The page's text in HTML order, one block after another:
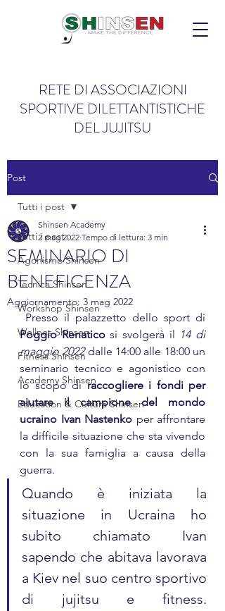
RETE DI ASSOCIAZIONI
SPORTIVE DILETTANTISTICHE
DEL JUJITSU
Post
Tutti i post
Agonismo Shinsen
Tecnica Shinsen
Workshop Shinsen
Wellnes Shinsen
Fitness Shinsen
Academy Shinsen
Education & Cultura Shinsen
Tutti i post
SEMINARIO DI
BENEFICENZA
Shinsen Academy
2 mag 2022 Tempo di lettura: 3 min
Aggiornamento: 3 mag 2022
Poggio Renatico si svolgerà il 14 di
maggio 2022 dalle 14:00 alle 18:00 un
seminario tecnico e agonistico con
lo scopo di raccogliere i fondi per
aiutare il campione del mondo
ucraino Ivan Nastenko per affrontare
la difficile situazione che sta vivendo
con la sua famiglia a causa della
guerra.
Quando è iniziata la
situazione in Ucraina ho
subito chiamato Ivan
sapendo che abitava lavorava
a Kiev nel suo centro sportivo
di jujitsu e fitness.